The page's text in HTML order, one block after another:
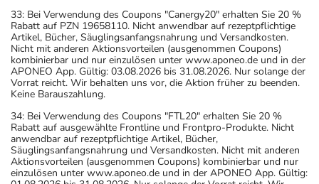
33: Bei Verwendung des Coupons "Canergy20" erhalten Sie 20 %
Rabatt auf PZN 19658110. Nicht anwendbar auf rezeptpflichtige
Artikel, Bücher, Säuglingsanfangsnahrung und Versandkosten.
Nicht mit anderen Aktionsvorteilen (ausgenommen Coupons)
kombinierbar und nur einzulösen unter www.aponeo.de und in der
APONEO App. Gültig: 03.08.2026 bis 31.08.2026. Nur solange der
Vorrat reicht. Wir behalten uns vor, die Aktion früher zu beenden.
Keine Barauszahlung.
34: Bei Verwendung des Coupons "FTL20" erhalten Sie 20 %
Rabatt auf ausgewählte Frontline und Frontpro-Produkte. Nicht
anwendbar auf rezeptpflichtige Artikel, Bücher,
Säuglingsanfangsnahrung und Versandkosten. Nicht mit anderen
Aktionsvorteilen (ausgenommen Coupons) kombinierbar und nur
einzulösen unter www.aponeo.de und in der APONEO App. Gültig: